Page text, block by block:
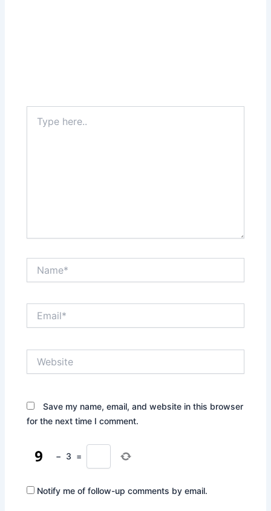
here..
Save my name, email, and website in this browser
for the next time I comment.
− 3 =
Notify me of follow-up comments by email.